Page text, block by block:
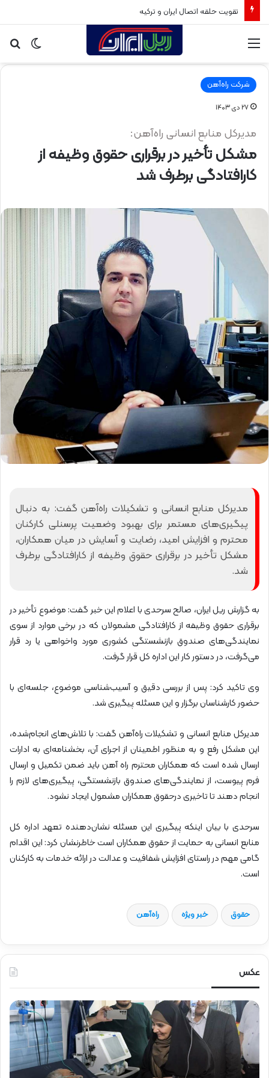
تقویت حلقه اتصال ایران و ترکیه
تغییر
پوسته
شرکت راه‌آهن
۲۷ دی ۱۴۰۳
مدیرکل منابع انسانی راه‌آهن:
مشکل تأخیر در برقراری حقوق وظیفه از
کارافتادگی برطرف شد
مدیرکل منابع انسانی و تشکیلات راه‌آهن گفت: به دنبال
پیگیری‌های مستمر برای بهبود وضعیت پرسنلی کارکنان
محترم و افزایش امید، رضایت و آسایش در میان همکاران،
مشکل تأخیر در برقراری حقوق وظیفه از کارافتادگی برطرف
شد.
به گزارش ریل ایران، صالح سرحدی با اعلام این خبر گفت: موضوع تأخیر در
برقراری حقوق وظیفه از کارافتادگی مشمولان که در برخی موارد از سوی
نمایندگی‌های صندوق بازنشستگی کشوری مورد واخواهی یا رد قرار
می‌گرفت، در دستور کار این اداره کل قرار گرفت.
وی تاکید کرد: پس از بررسی دقیق و آسیب‌شناسی موضوع، جلسه‌ای با
حضور کارشناسان برگزار و این مسئله پیگیری شد.
مدیرکل منابع انسانی و تشکیلات راه‌آهن گفت: با تلاش‌های انجام‌شده،
این مشکل رفع و به منظور اطمینان از اجرای آن، بخشنامه‌ای به ادارات
ارسال شده است که همکاران محترم راه آهن باید ضمن تکمیل و ارسال
فرم پیوست، از نمایندگی‌های صندوق بازنشستگی، پیگیری‌های لازم را
انجام دهند تا تاخیری درحقوق همکاران مشمول ایجاد نشود.
سرحدی با بیان اینکه پیگیری این مسئله نشان‌دهنده تعهد اداره کل
منابع انسانی به حمایت از حقوق همکاران است خاطرنشان کرد: این اقدام
گامی مهم در راستای افزایش شفافیت و عدالت در ارائه خدمات به کارکنان
است.
حقوق خبر ویژه راه‌آهن
عکس
ح